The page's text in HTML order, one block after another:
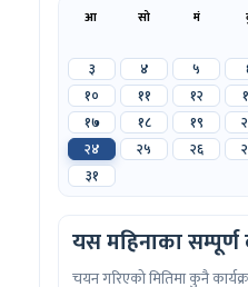
आ सो मं
३
४ ५
१०
११ १२
१७
१८ १९
२४
२५ २६
३१
यस महिनाका
चयन गरिएको मितिमा कुनै